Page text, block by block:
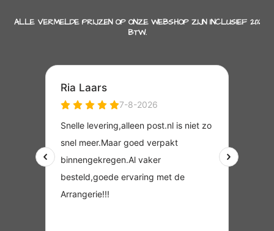
ALLE VERMELDE PRIJZEN OP ONZE WEBSHOP ZIJN INCLUSIEF 21%
BTW.